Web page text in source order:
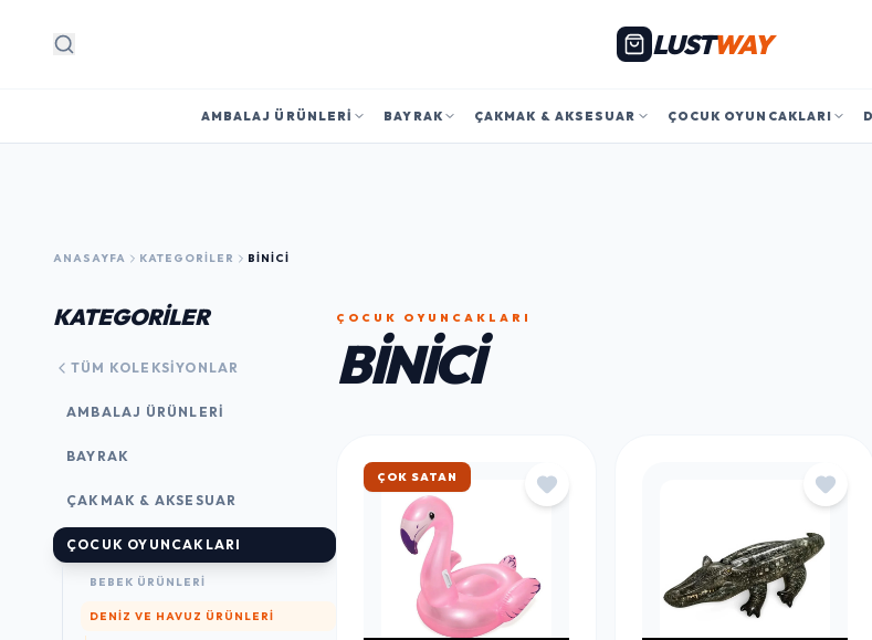
Arama LUSTWAY
AMBALAJ ÜRÜNLERI BAYRAK ÇAKMAK & AKSESUAR ÇOCUK OYUNCAKLARI
ANASAYFA KATEGORILER BINICI
KATEGORİLER
TÜM KOLEKSIYONLAR
AMBALAJ ÜRÜNLERI
BAYRAK
ÇAKMAK & AKSESUAR
ÇOCUK OYUNCAKLARI
BEBEK ÜRÜNLERI
DENIZ VE HAVUZ ÜRÜNLERI
ÇOCUK OYUNCAKLARI
BINICI
HIZLI KARGO